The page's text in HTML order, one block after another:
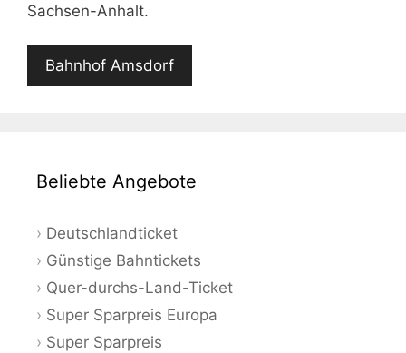
Sachsen-Anhalt.
Bahnhof Amsdorf
Beliebte Angebote
Deutschlandticket
Günstige Bahntickets
Quer-durchs-Land-Ticket
Super Sparpreis Europa
Super Sparpreis